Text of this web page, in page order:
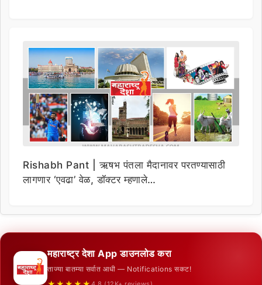
Rishabh Pant | ऋषभ पंतला मैदानावर परतण्यासाठी
लागणार ‘एवढा’ वेळ, डॉक्टर म्हणाले…
महाराष्ट्र देशा App डाउनलोड करा
ताज्या बातम्या सर्वात आधी — Notifications सकट!